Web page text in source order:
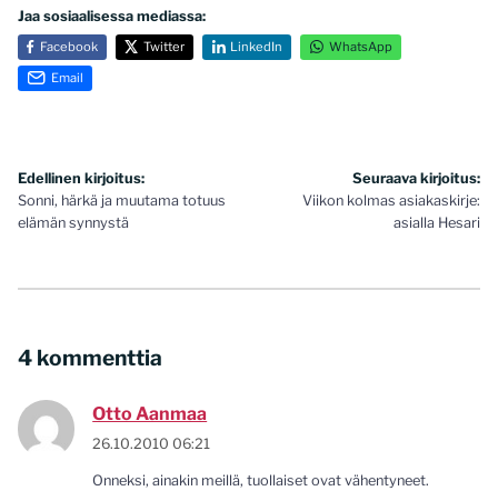
Jaa sosiaalisessa mediassa:
Facebook Twitter LinkedIn WhatsApp
Email
Artikkelien
selaus
Edellinen kirjoitus:
Sonni, härkä ja muutama totuus
elämän synnystä
Seuraava kirjoitus:
Viikon kolmas asiakaskirje:
asialla Hesari
4 kommenttia
Otto Aanmaa
26.10.2010 06:21
Onneksi, ainakin meillä, tuollaiset ovat vähentyneet.